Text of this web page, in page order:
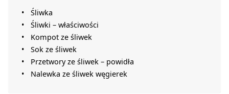
Śliwka
Śliwki – właściwości
Kompot ze śliwek
Sok ze śliwek
Przetwory ze śliwek – powidła
Nalewka ze śliwek węgierek